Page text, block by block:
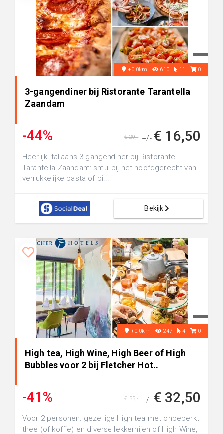
+0.0km 610 11 0
3-gangendiner bij Ristorante Tarantella
Zaandam
-44% +/- € 16,50
€ 29,-
Heerlijk Italiaans 3-gangendiner bij Ristorante
Tarantella Zaandam: smul bij het hoofdgerecht van
verrukkelijke pasta of pi...
Bekijk
+0.0km 247 4 0
High tea, High Wine, High Beer of High
Bubbles voor 2 bij Fletcher Hot..
-41% +/- € 32,50
€ 55,-
Voor 2 personen: gezellige High tea met onbeperkt
thee (of koffie) en diverse lekkernijen of High Wine,